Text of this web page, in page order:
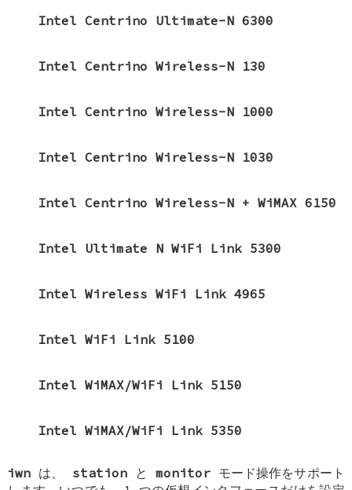
Intel Centrino Ultimate-N 6300
Intel Centrino Wireless-N 130
Intel Centrino Wireless-N 1000
Intel Centrino Wireless-N 1030
Intel Centrino Wireless-N + WiMAX 6150
Intel Ultimate N WiFi Link 5300
Intel Wireless WiFi Link 4965
Intel WiFi Link 5100
Intel WiMAX/WiFi Link 5150
Intel WiMAX/WiFi Link 5350
iwn は、 stationと monitorモード操作をサポート